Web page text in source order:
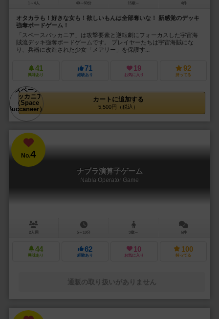
1～4人 40～60分 15歳～ 4件
オタカラも！好きな女も！欲しいもんは全部奪いな！ 新感覚のデッキ
強奪ボードゲーム！
「スペースバッカニア」は攻撃要素と逆転劇にフォーカスした宇宙海
賊流デッキ強奪ボードゲームです。 プレイヤーたちは宇宙海賊にな
り、兵器に改造された少女「メアリー」を保護す...
41
興味あり
71
経験あり
19
お気に入り
92
持ってる
カートに追加する
5,500円（税込）
No.4
ナブラ演算子ゲーム
Nabla Operator Game
2人用 5～10分 3歳～ 6件
44
興味あり
62
経験あり
10
お気に入り
100
持ってる
通販の取り扱いがありません